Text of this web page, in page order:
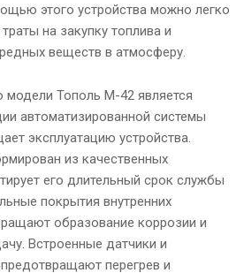
этого устройства можно легко
на закупку топлива и
веществ в атмосферу.
Тополь М-42 является
автоматизированной системы
эксплуатацию устройства.
из качественных
его длительный срок службы
покрытия внутренних
образование коррозии и
Встроенные датчики и
перегрев и